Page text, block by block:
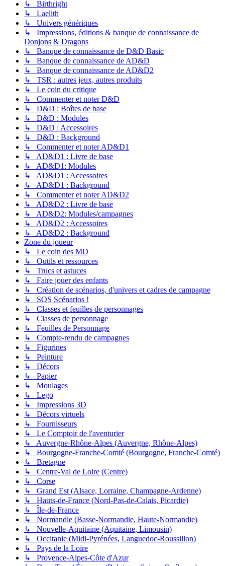
↳ Birthright
↳ Laelith
↳ Univers génériques
↳ Impressions, éditions & banque de connaissance de
Donjons & Dragons
↳ Banque de connaissance de D&D Basic
↳ Banque de connaissance de AD&D
↳ Banque de connaissance de AD&D2
↳ TSR : autres jeux, autres produits
↳ Le coin du critique
↳ Commenter et noter D&D
↳ D&D : Boîtes de base
↳ D&D : Modules
↳ D&D : Accessoires
↳ D&D : Background
↳ Commenter et noter AD&D1
↳ AD&D1 : Livre de base
↳ AD&D1: Modules
↳ AD&D1 : Accessoires
↳ AD&D1 : Background
↳ Commenter et noter AD&D2
↳ AD&D2 : Livre de base
↳ AD&D2: Modules/campagnes
↳ AD&D2 : Accessoires
↳ AD&D2 : Background
Zone du joueur
↳ Le coin des MD
↳ Outils et ressources
↳ Trucs et astuces
↳ Faire jouer des enfants
↳ Création de scénarios, d'univers et cadres de campagne
↳ SOS Scénarios !
↳ Classes et feuilles de personnages
↳ Classes de personnage
↳ Feuilles de Personnage
↳ Compte-rendu de campagnes
↳ Figurines
↳ Peinture
↳ Décors
↳ Papier
↳ Moulages
↳ Lego
↳ Impressions 3D
↳ Décors virtuels
↳ Fournisseurs
↳ Le Comptoir de l'aventurier
↳ Auvergne-Rhône-Alpes (Auvergne, Rhône-Alpes)
↳ Bourgogne-Franche-Comté (Bourgogne, Franche-Comté)
↳ Bretagne
↳ Centre-Val de Loire (Centre)
↳ Corse
↳ Grand Est (Alsace, Lorraine, Champagne-Ardenne)
↳ Hauts-de-France (Nord-Pas-de-Calais, Picardie)
↳ Île-de-France
↳ Normandie (Basse-Normandie, Haute-Normandie)
↳ Nouvelle-Aquitaine (Aquitaine, Limousin)
↳ Occitanie (Midi-Pyrénées, Languedoc-Roussillon)
↳ Pays de la Loire
↳ Provence-Alpes-Côte d'Azur